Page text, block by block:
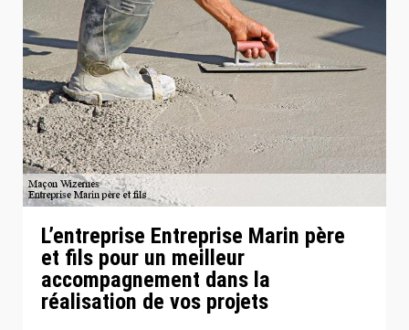
L’entreprise Entreprise Marin père
et fils pour un meilleur
accompagnement dans la
réalisation de vos projets